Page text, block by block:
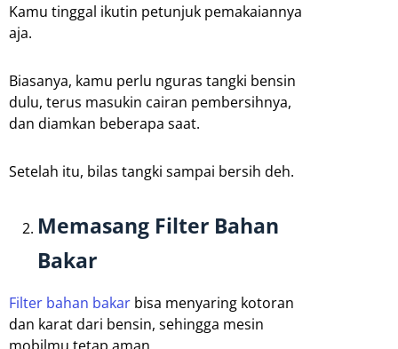
Kamu tinggal ikutin petunjuk pemakaiannya
aja.
Biasanya, kamu perlu nguras tangki bensin
dulu, terus masukin cairan pembersihnya,
dan diamkan beberapa saat.
Setelah itu, bilas tangki sampai bersih deh.
Memasang Filter Bahan
Bakar
Filter bahan bakar bisa menyaring kotoran
dan karat dari bensin, sehingga mesin
mobilmu tetap aman.